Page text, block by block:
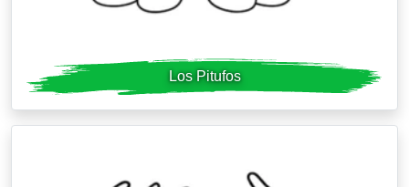
Los Pitufos